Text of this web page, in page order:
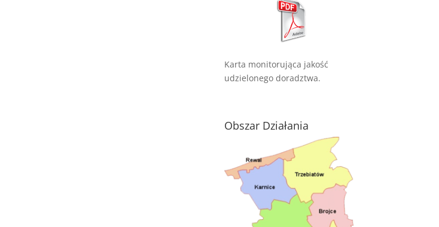
Karta monitorująca jakość
udzielonego doradztwa.
Obszar Działania